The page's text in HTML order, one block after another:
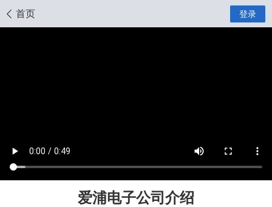
首页
登录
爱浦电子公司介绍